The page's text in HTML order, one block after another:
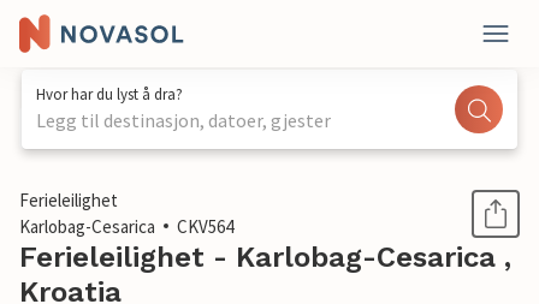
Hvor har du lyst å dra?
Legg til destinasjon, datoer, gjester
1 / 30
Ferieleilighet
Karlobag-Cesarica
CKV564
Ferieleilighet - Karlobag-Cesarica ,
Kroatia